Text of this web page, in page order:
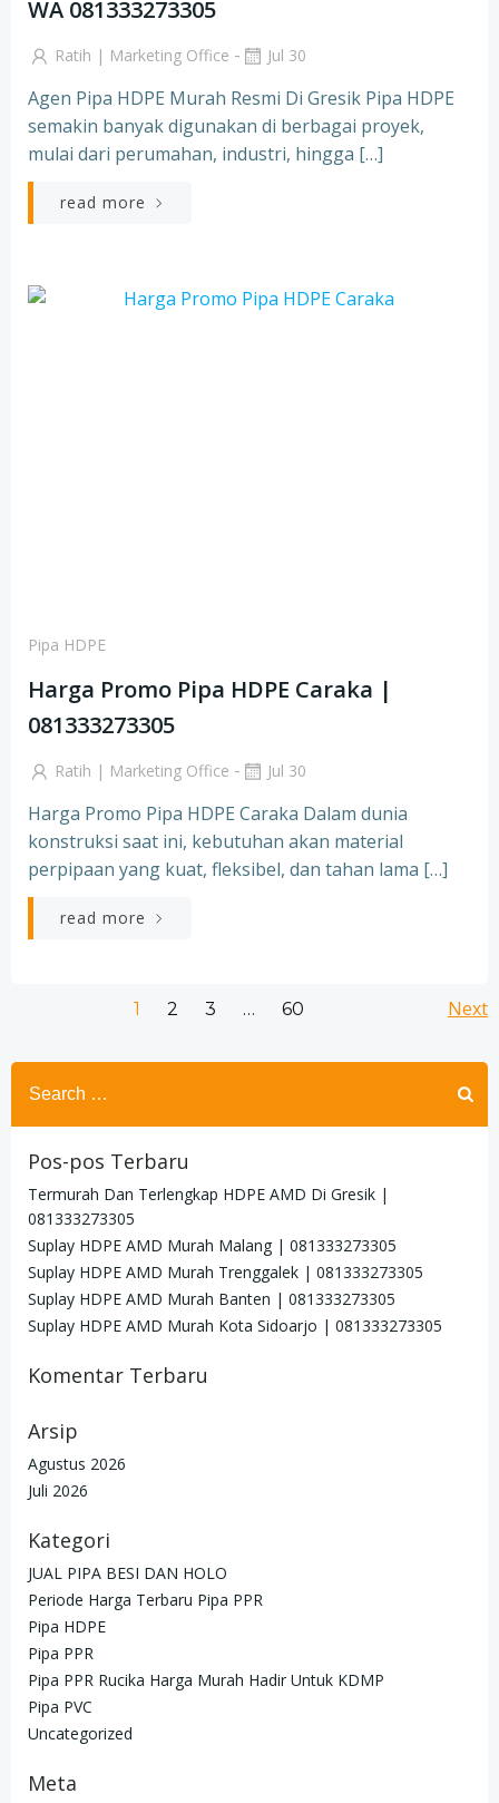
WA 081333273305
Ratih | Marketing Office - Jul 30
Agen Pipa HDPE Murah Resmi Di Gresik Pipa HDPE
semakin banyak digunakan di berbagai proyek,
mulai dari perumahan, industri, hingga […]
read more
Pipa HDPE
Harga Promo Pipa HDPE Caraka |
081333273305
Ratih | Marketing Office - Jul 30
Harga Promo Pipa HDPE Caraka Dalam dunia
konstruksi saat ini, kebutuhan akan material
perpipaan yang kuat, fleksibel, dan tahan lama […]
read more
navigation
Page
1 Page
2 Page
3 … Page
60 Next
Search
for:
Pos-pos Terbaru
Termurah Dan Terlengkap HDPE AMD Di Gresik |
081333273305
Suplay HDPE AMD Murah Malang | 081333273305
Suplay HDPE AMD Murah Trenggalek | 081333273305
Suplay HDPE AMD Murah Banten | 081333273305
Suplay HDPE AMD Murah Kota Sidoarjo | 081333273305
Komentar Terbaru
Arsip
Agustus 2026
Juli 2026
Kategori
JUAL PIPA BESI DAN HOLO
Periode Harga Terbaru Pipa PPR
Pipa HDPE
Pipa PPR
Pipa PPR Rucika Harga Murah Hadir Untuk KDMP
Pipa PVC
Uncategorized
Meta